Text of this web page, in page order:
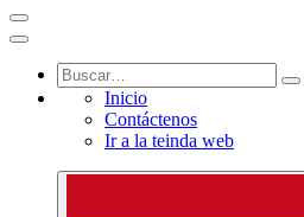
Inicio
Contáctenos
Ir a la teinda web